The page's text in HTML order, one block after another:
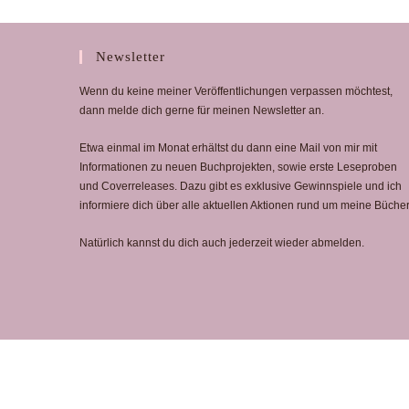
Newsletter
Wenn du keine meiner Veröffentlichungen verpassen möchtest,
dann melde dich gerne für meinen Newsletter an.
Etwa einmal im Monat erhältst du dann eine Mail von mir mit
Informationen zu neuen Buchprojekten, sowie erste Leseproben
und Coverreleases. Dazu gibt es exklusive Gewinnspiele und ich
informiere dich über alle aktuellen Aktionen rund um meine
Natürlich kannst du dich auch jederzeit wieder abmelden.